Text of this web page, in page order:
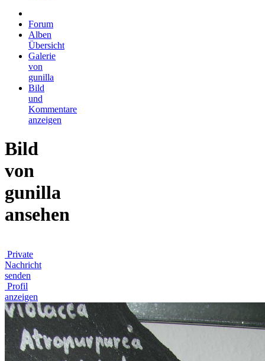
Forum
Alben
Übersicht
Galerie
von
gunilla
Bild
und
Kommentare
anzeigen
Bild
von
gunilla
ansehen
Private
Nachricht
senden
Profil
anzeigen